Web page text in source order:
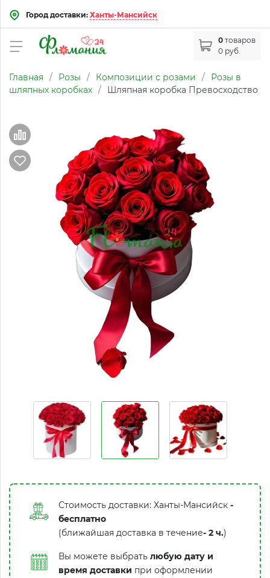
Город доставки: Ханты-Мансийск
0 товаров
0 руб.
Главная / Розы / Композиции с розами /
Розы в
шляпных коробках / Шляпная коробка Превосходство
Стоимость доставки: Ханты-Мансийск -
бесплатно
(ближайшая доставка в течение- 2 ч.)
Вы можете выбрать любую дату и
время доставки при оформлении